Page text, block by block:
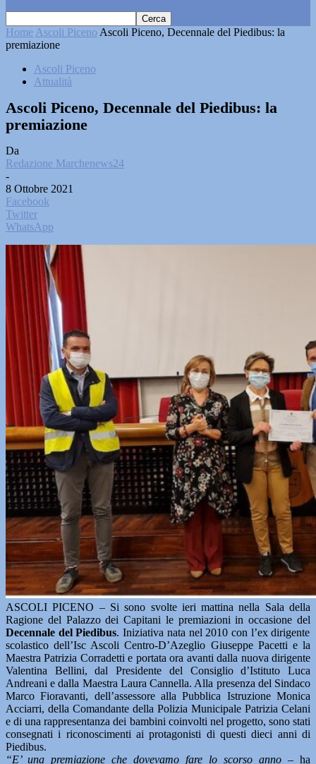
Home Ascoli Piceno Ascoli Piceno, Decennale del Piedibus: la
premiazione
Ascoli Piceno
Attualità
Ascoli Piceno, Decennale del Piedibus: la
premiazione
Da
Redazione Marchenews24
-
8 Ottobre 2021
Facebook
Twitter
WhatsApp
ASCOLI PICENO – Si sono svolte ieri mattina nella Sala della
Ragione del Palazzo dei Capitani le premiazioni in occasione del
Decennale del Piedibus. Iniziativa nata nel 2010 con l’ex dirigente
scolastico dell’Isc Ascoli Centro-D’Azeglio Giuseppe Pacetti e la
Maestra Patrizia Corradetti e portata ora avanti dalla nuova dirigente
Valentina Bellini, dal Presidente del Consiglio d’Istituto Luca
Andreani e dalla Maestra Laura Cannella. Alla presenza del Sindaco
Marco Fioravanti, dell’assessore alla Pubblica Istruzione Monica
Acciarri, della Comandante della Polizia Municipale Patrizia Celani
e di una rappresentanza dei bambini coinvolti nel progetto, sono stati
consegnati i riconoscimenti ai protagonisti di questi dieci anni di
Piedibus.
“E’ una premiazione che dovevamo fare lo scorso anno – ha